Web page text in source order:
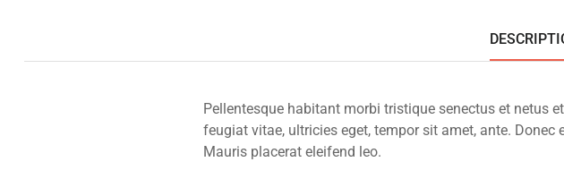
Pellentesque habitant morbi tristique senectus et netus
feugiat vitae, ultricies eget, tempor sit amet, ante.
Mauris placerat eleifend leo.